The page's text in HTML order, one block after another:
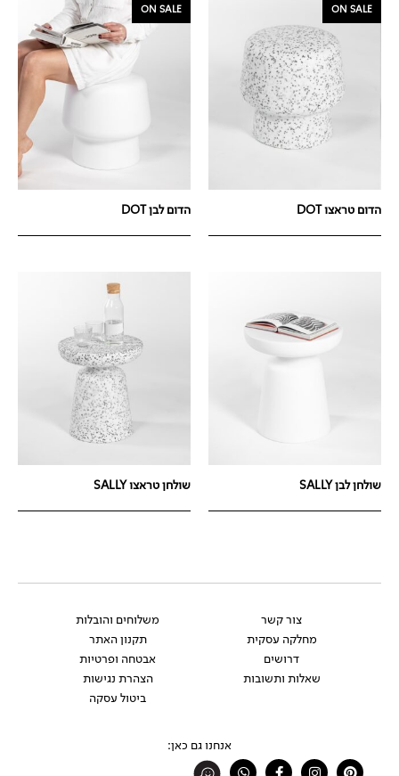
ON SALE
הדום טראצו DOT
ON SALE
הדום לבן DOT
שולחן לבן SALLY שולחן טראצו SALLY
צור קשר
מחלקה עסקית
דרושים
שאלות ותשובות
משלוחים והובלות
תקנון האתר
אבטחה ופרטיות
הצהרת נגישות
ביטול עסקה
אנחנו גם כאן:
Pinterest
Instagram
Facebook-
Whatsapp